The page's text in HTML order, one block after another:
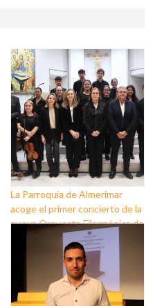
La Parroquia de Almerimar
acoge el primer concierto de la
nueva Orquesta Filarmónica de